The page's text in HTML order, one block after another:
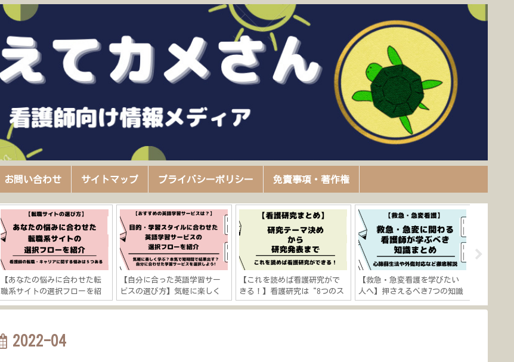
お問い合わせ サイトマップ プライバシーポリシー 免責事項・著作権
【あなたの悩みに合わせた転
職系サイトの選択フローを紹
介】看護師の転職・キャリア
【自分に合った英語学習サー
ビスの選び方】気軽に楽しく
学ぶ？本気で短期間で結果出
【これを読めば看護研究がで
きる！】看護研究は“8つのス
テップ”「研究テーマ決め→
【救急・急変看護を学びたい
人へ】押さえるべき7つの知識
「心肺蘇生法や外傷対応など
2022-04